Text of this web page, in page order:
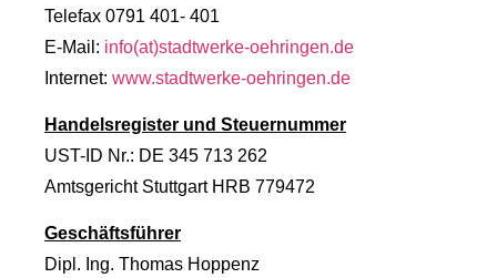
Telefax 0791 401- 401
E-Mail: info(at)stadtwerke-oehringen.de
Internet: www.stadtwerke-oehringen.de
Handelsregister und Steuernummer
UST-ID Nr.: DE 345 713 262
Amtsgericht Stuttgart HRB 779472
Geschäftsführer
Dipl. Ing. Thomas Hoppenz